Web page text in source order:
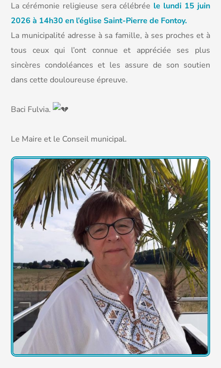
La cérémonie religieuse sera célébrée le lundi 15 juin
2026 à 14h30 en l’église Saint-Pierre de Fontoy.
La municipalité adresse à sa famille, à ses proches et à
tous ceux qui l’ont connue et appréciée ses plus
sincères condoléances et les assure de son soutien
dans cette douloureuse épreuve.
Baci Fulvia.
Le Maire et le Conseil municipal.